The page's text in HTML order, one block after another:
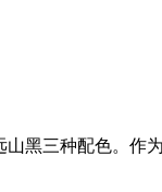
黑三种配色。作